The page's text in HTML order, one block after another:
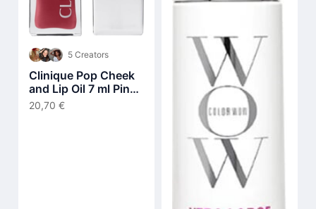
5 Creators
Clinique Pop Cheek
and Lip Oil 7 ml Pink
Honey
20,70 €